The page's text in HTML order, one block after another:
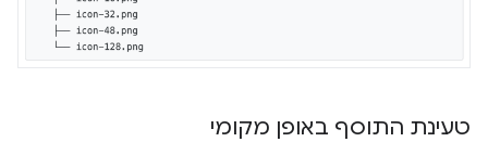
טעינת התוסף באופן מקומי